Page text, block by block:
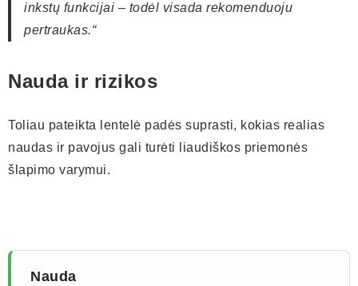
inkstų funkcijai – todėl visada rekomenduoju
pertraukas.“
Nauda ir rizikos
Toliau pateikta lentelė padės suprasti, kokias realias
naudas ir pavojus gali turėti liaudiškos priemonės
šlapimo varymui.
Nauda